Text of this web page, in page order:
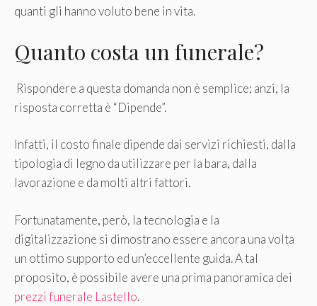
quanti gli hanno voluto bene in vita.
Quanto costa un funerale?
Rispondere a questa domanda non è semplice; anzi, la
risposta corretta è “Dipende”.
Infatti, il costo finale dipende dai servizi richiesti, dalla
tipologia di legno da utilizzare per la bara, dalla
lavorazione e da molti altri fattori.
Fortunatamente, però, la tecnologia e la
digitalizzazione si dimostrano essere ancora una volta
un ottimo supporto ed un’eccellente guida. A tal
proposito, è possibile avere una prima panoramica dei
prezzi funerale Lastello.